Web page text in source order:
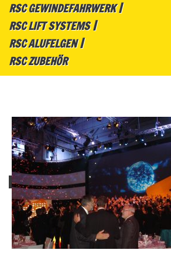
RSC GEWINDEFAHRWERK
RSC LIFT SYSTEMS
RSC ALUFELGEN
RSC ZUBEHÖR